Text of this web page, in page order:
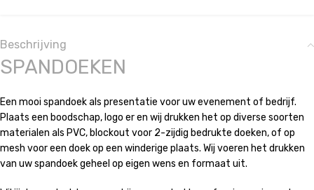
Beschrijving
SPANDOEKEN
Een mooi spandoek als presentatie voor uw evenement of bedrijf.
Plaats een boodschap, logo er en wij drukken het op diverse soorten
materialen als PVC, blockout voor 2-zijdig bedrukte doeken, of op
mesh voor een doek op een winderige plaats. Wij voeren het drukken
van uw spandoek geheel op eigen wens en formaat uit.